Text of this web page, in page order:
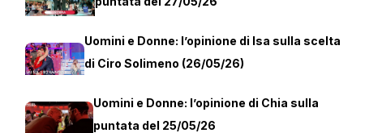
Uomini e Donne: l’opinione di Isa sulla scelta
di Ciro Solimeno (26/05/26)
Uomini e Donne: l’opinione di Chia sulla
puntata del 25/05/26